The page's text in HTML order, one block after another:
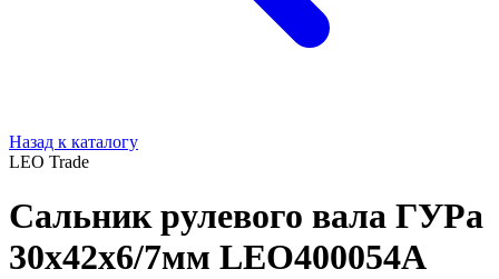
Назад к каталогу
LEO Trade
Сальник рулевого вала ГУРа
30x42x6/7мм LEO400054A